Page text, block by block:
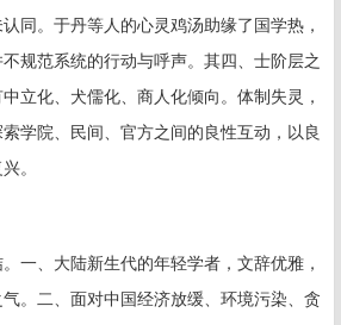
同。于丹等人的心灵鸡汤助缘了国学热，
规范系统的行动与呼声。其四、士阶层之
立化、犬儒化、商人化倾向。体制失灵，
学院、民间、官方之间的良性互动，以良
统文化复兴。
一、大陆新生代的年轻学者，文辞优雅，
。二、面对中国经济放缓、环境污染、贪